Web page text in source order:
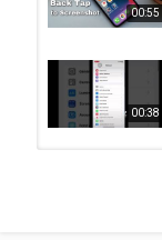
00:55
00:38